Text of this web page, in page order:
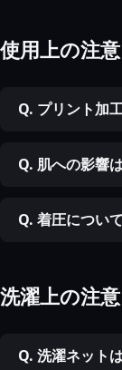
使用上の注意
Q. プリント加
Q. 肌への影響
Q. 着圧につい
洗濯上の注意
Q. 洗濯ネット